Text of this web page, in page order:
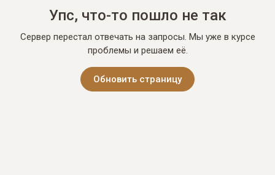
Упс, что-то пошло не так
Сервер перестал отвечать на запросы. Мы уже в курсе
проблемы и решаем её.
Обновить страницу